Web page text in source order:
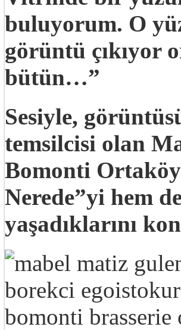
buluyorum. O
görüntü çıkıyor
bütün…”
Sesiyle,
temsilcisi olan
Bomonti
Nerede”yi hem
yaşadıklarını